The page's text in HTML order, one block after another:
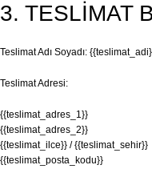
3. TESLİMAT
Teslimat Adı Soyadı:
Teslimat Adresi:
{{teslimat_adres_1}}
{{teslimat_adres_2}}
{{teslimat_ilce}} / {{teslimat_sehir}}
{{teslimat_posta_kodu}}